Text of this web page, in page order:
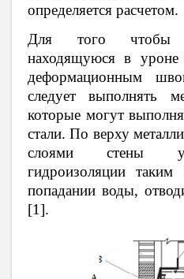
определяется расчетом.
Для того чтобы
находящуюся в
деформационным
следует выполнять
которые могут
стали. По верху
слоями стены
гидроизоляции
попадании воды,
[1].